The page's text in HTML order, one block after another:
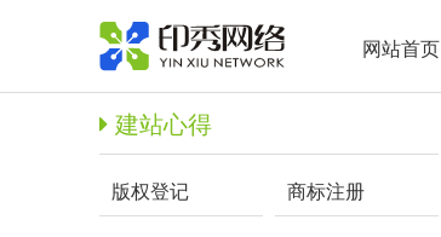
网站首页
建站心得
版权登记 商标注册